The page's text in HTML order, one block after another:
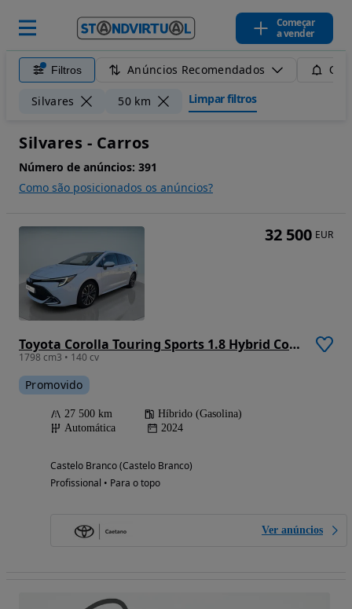
Começar
a vender
Filtros Anúncios Recomendados
Silvares 50 km Limpar filtros
Silvares - Carros
Número de anúncios: 391
Como são posicionados os anúncios?
Toyota Corolla Touring Sports 1.8 Hybrid Comfort Plus
1798 cm3 • 140 cv
Promovido
27 500 km
Híbrido (Gasolina)
Automática
2024
Castelo Branco (Castelo Branco)
Profissional • Para o topo
Ver anúncios
32 500 EUR